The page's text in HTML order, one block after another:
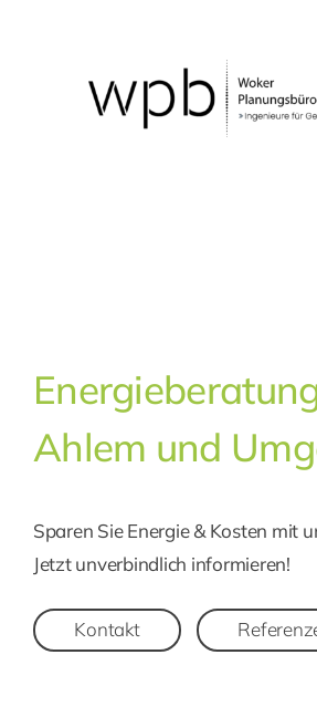
Ahlem und
Sparen Sie Energie & Kosten mit
Jetzt unverbindlich informieren!
Kontakt